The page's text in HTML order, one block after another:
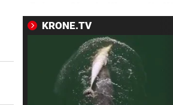
keine Messlüge ist
ABER KEIN MORDVERSUCH
Messerstecher muss für zwei
Jahre ins Gefängnis
GELDKASSE GESTOHLEN vor
KRONE.TV